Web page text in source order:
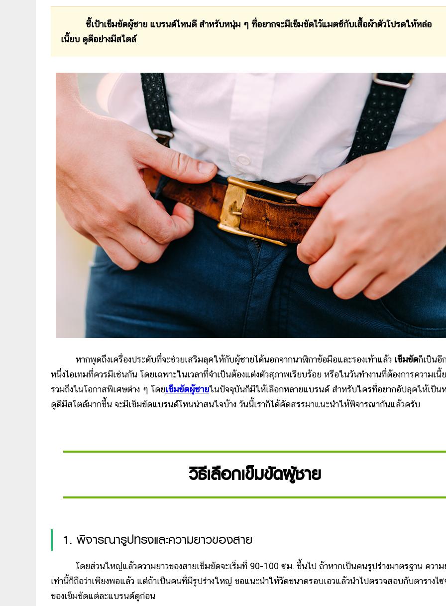
ชี้เป้าเข็มขัดผู้ชาย แบรนด์ไหนดี สำหรับหนุ่ม ๆ ที่อยากจะมีเข็มขัดไว้แมตช์กับเสื้อผ้าตัวโปรดให้หล่อ
เนี้ยบ ดูดีอย่างมีสไตล์
หากพูดถึงเครื่องประดับที่จะช่วยเสริมลุคให้กับผู้ชายได้นอกจากนาฬิกาข้อมือและรองเท้าแล้ว เข็มขัดก็เป็นอี
หนึ่งไอเทมที่ควรมีเช่นกัน โดยเฉพาะในเวลาที่จำเป็นต้องแต่งตัวสุภาพเรียบร้อย หรือในวันทำงานที่ต้องการความเนี้
รวมถึงในโอกาสพิเศษต่าง ๆ โดยเข็มขัดผู้ชายในปัจจุบันก็มีให้เลือกหลายแบรนด์ สำหรับใครที่อยากอัปลุคให้เป็น
ดูดีมีสไตล์มากขึ้น จะมีเข็มขัดแบรนด์ไหนน่าสนใจบ้าง วันนี้เราก็ได้คัดสรรมาแนะนำให้พิจารณากันแล้วครับ
วิธีเลือกเข็มขัดผู้ชาย
1. พิจารณารูปทรงและความยาวของสาย
โดยส่วนใหญ่แล้วความยาวของสายเข็มขัดจะเริ่มที่ 90-100 ซม. ขึ้นไป ถ้าหากเป็นคนรูปร่างมาตรฐาน ความ
เท่านี้ก็ถือว่าเพียงพอแล้ว แต่ถ้าเป็นคนที่มีรูปร่างใหญ่ ขอแนะนำให้วัดขนาดรอบเอวแล้วนำไปตรวจสอบกับตารางไ
ของเข็มขัดแต่ละแบรนด์ดูก่อน